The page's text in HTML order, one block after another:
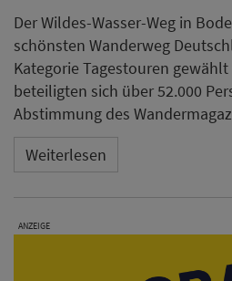
Der Wildes-Wasser-Weg in
schönsten Wanderweg
Kategorie Tagestouren
beteiligten sich über 52.000
Abstimmung des
Weiterlesen
ANZEIGE